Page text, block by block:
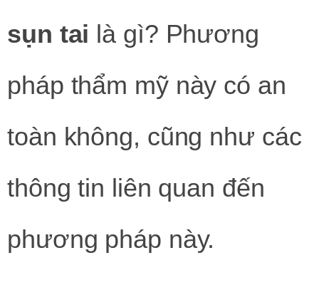
sụn tai là gì? Phương
pháp thẩm mỹ này có an
toàn không, cũng như các
thông tin liên quan đến
phương pháp này.